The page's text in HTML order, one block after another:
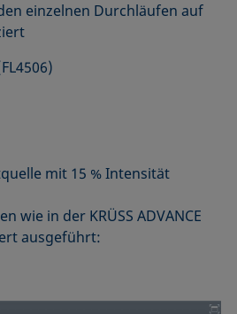
einzelnen Durchläufen auf
mit 15 % Intensität
wie in der KRÜSS ADVANCE
ausgeführt: